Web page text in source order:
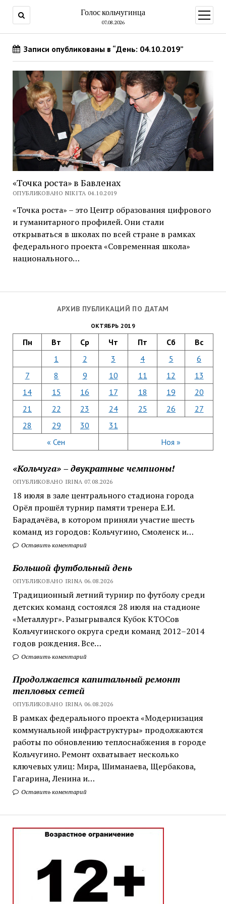
Голос кольчугинца
07.08.2026
меню
АРХИВ ПУБЛИКАЦИЙ ПО ДАТАМ
ОКТЯБРЬ 2019
Пн Вт Ср Чт Пт Сб Вс
« Сен Ноя »
1 2 3 4 5
6
7
8 9 10 11 12
13
14
15 16 17 18 19
20
21
22 23 24 25 26
27
28
29 30 31
«Кольчуга» – двукратные чемпионы!
ОПУБЛИКОВАНО IRINA 07.08.2026
18 июля в зале центрального стадиона города
Орёл прошёл турнир памяти тренера Е.И.
Барадачёва, в котором приняли участие шесть
команд из городов: Кольчугино, Смоленск и…
Оставить коментарий
Большой футбольный день
ОПУБЛИКОВАНО IRINA 06.08.2026
Традиционный летний турнир по футболу среди
детских команд состоялся 28 июля на стадионе
«Металлург». Разыгрывался Кубок КТОСов
Кольчугинского округа среди команд 2012–2014
годов рождения. Все…
Оставить коментарий
Продолжается капитальный ремонт
тепловых сетей
ОПУБЛИКОВАНО IRINA 06.08.2026
В рамках федерального проекта «Модернизация
коммунальной инфраструктуры» продолжаются
работы по обновлению теплоснабжения в городе
Кольчугино. Ремонт охватывает несколько
ключевых улиц: Мира, Шиманаева, Щербакова,
Гагарина, Ленина и…
Оставить коментарий
Записи опубликованы в “День: 04.10.2019”
«Точка роста» в Бавленах
ОПУБЛИКОВАНО NIKITA 04.10.2019
«Точка роста» – это Центр образования цифрового
и гуманитарного профилей. Они стали
открываться в школах по всей стране в рамках
федерального проекта «Современная школа»
национального…